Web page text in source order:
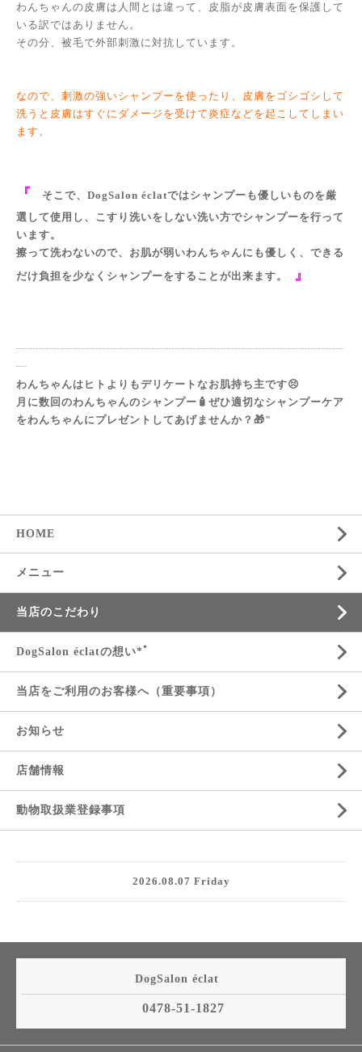
わんちゃんの皮膚は人間とは違って、皮脂が皮膚表面を保護して
いる訳ではありません。
その分、被毛で外部刺激に対抗しています。
なので、刺激の強いシャンプーを使ったり、皮膚をゴシゴシして
洗うと皮膚はすぐにダメージを受けて炎症などを起こしてしまい
ます。
『
そこで、DogSalon éclatではシャンプーも優しいものを厳
選して使用し、こすり洗いをしない洗い方でシャンプーを行って
います。
擦って洗わないので、お肌が弱いわんちゃんにも優しく、できる
だけ負担を少なくシャンプーをすることが出来ます。
』
┈┈┈┈┈┈┈┈┈┈┈┈┈┈┈┈┈┈┈┈┈┈┈┈┈┈┈┈┈
┈
わんちゃんはヒトよりもデリケートなお肌持ち主です😣
月に数回のわんちゃんのシャンプー🧴‎ぜひ適切なシャンプーケア
をわんちゃんにプレゼントしてあげませんか？🎁"
HOME
メニュー
当店のこだわり
DogSalon éclatの想い*ﾟ
当店をご利用のお客様へ（重要事項）
お知らせ
店舗情報
動物取扱業登録事項
2026.08.07 Friday
DogSalon éclat
0478-51-1827